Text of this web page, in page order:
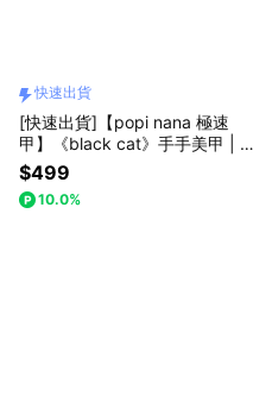
快速出貨
[快速出貨]【popi nana 極速
甲】《black cat》手手美甲 | H
N-202 (盒裝 / 每款24片)
$499
10.0%